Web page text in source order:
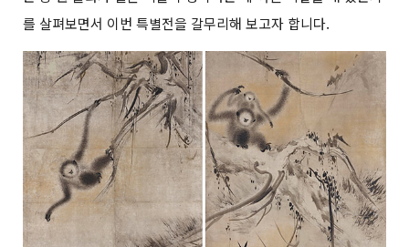
를 살펴보면서 이번 특별전을 갈무리해 보고자 합니다.